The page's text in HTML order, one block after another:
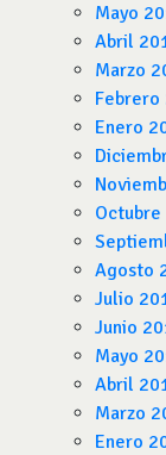
Mayo
Abril
Marzo
Febrero
Enero
Agosto
Julio
Junio
Mayo
Abril
Marzo
Enero